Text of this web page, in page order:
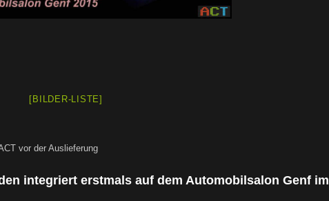
[BILDER-LISTE]
vor der Auslieferung
integriert erstmals auf dem Automobilsalon Genf im